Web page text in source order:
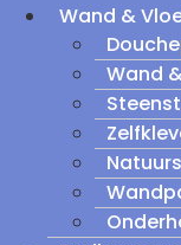
Wand &
Wand